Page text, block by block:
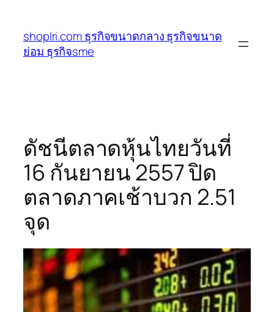
เนื้อหา
shoplri.com ธุรกิจขนาดกลาง ธุรกิจขนาด
ย่อม ธุรกิจsme
ดัชนีตลาดหุ้นไทยวันที่
16 กันยายน 2557 ปิด
ตลาดภาคเช้าบวก 2.51
จุด